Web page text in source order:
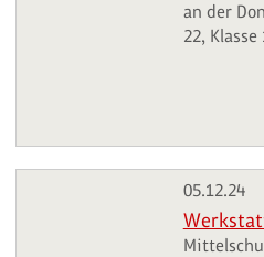
an der
22, Klasse
05.12.24